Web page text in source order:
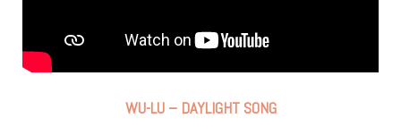
WU-LU – DAYLIGHT SONG